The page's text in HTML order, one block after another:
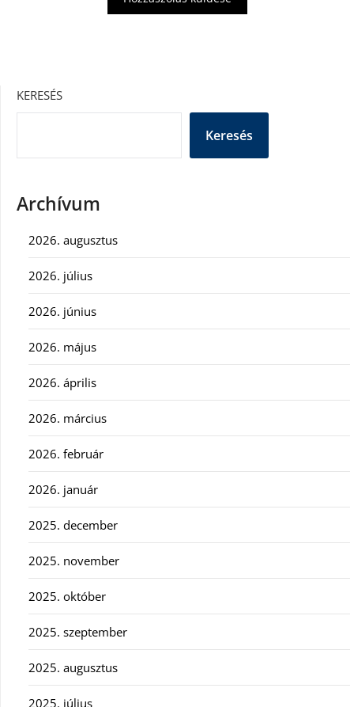
KERESÉS
Keresés
Archívum
2026. augusztus
2026. július
2026. június
2026. május
2026. április
2026. március
2026. február
2026. január
2025. december
2025. november
2025. október
2025. szeptember
2025. augusztus
2025. július